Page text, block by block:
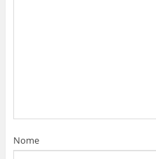
Nome